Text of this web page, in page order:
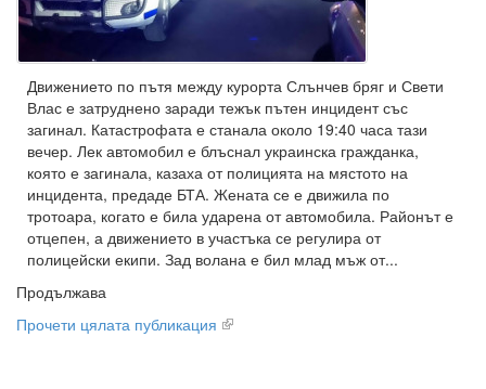
Движението по пътя между курорта Слънчев бряг и Свети
Влас е затруднено заради тежък пътен инцидент със
загинал. Катастрофата е станала около 19:40 часа тази
вечер. Лек автомобил е блъснал украинска гражданка,
която е загинала, казаха от полицията на мястото на
инцидента, предаде БТА. Жената се е движила по
тротоара, когато е била ударена от автомобила. Районът е
отцепен, а движението в участъка се регулира от
полицейски екипи. Зад волана е бил млад мъж от...
Продължава
Прочети цялата публикация